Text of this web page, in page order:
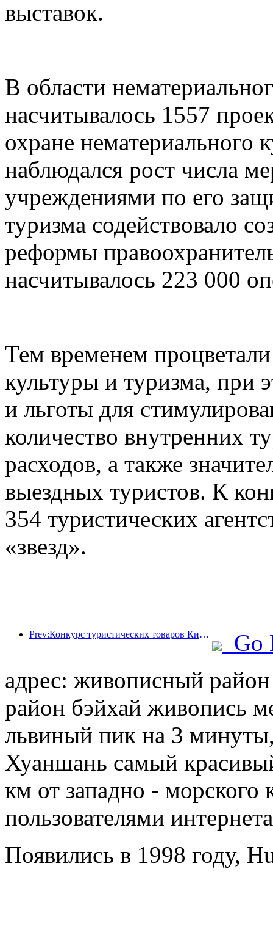
выставок.
В области
насчитывалось 1557
охране нематериального
наблюдался рост числа
учреждениями по его
туризма содействовало
реформы
насчитывалось 223 000
Тем временем
культуры и туризма, при
и льготы для
количество внутренних
расходов, а также
выездных туристов. К
354 туристических
«звезд».
Prev:Конкурс туристических товаров Китая успешно прошел в Сянтане (провинция Хунань).
Go
адрес: живописный
район бэйхай живопись
львиный пик на 3
Хуаншань самый
км от западно - морского
пользователями
Появились в 1998 году,